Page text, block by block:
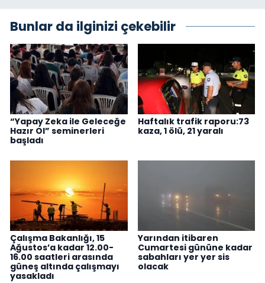
Bunlar da ilginizi çekebilir
“Yapay Zeka ile Geleceğe
Hazır Ol” seminerleri
başladı
Haftalık trafik raporu:73
kaza, 1 ölü, 21 yaralı
Çalışma Bakanlığı, 15
Ağustos’a kadar 12.00-
16.00 saatleri arasında
güneş altında çalışmayı
yasakladı
Yarından itibaren
Cumartesi gününe kadar
sabahları yer yer sis
olacak